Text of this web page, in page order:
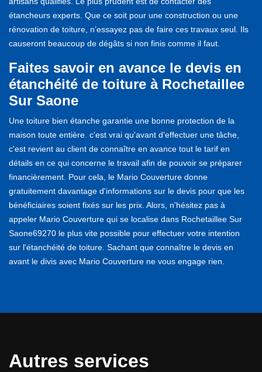
étancheurs experts. Que ce soit pour une construction ou une
rénovation de toiture, n’essayez pas de faire ces travaux seul. Ils
causeront beaucoup de dégâts si non finis comme il faut.
Faites savoir en avance le devis en
étanchéité de toiture à Rochetaillee
Sur Saone
Une toiture bien étanche garantie une bonne protection de la
maison toute entière. c'est vrai qu'avant d'effectuer une tâche,
c'est revient au client de connaître en avance tout le tarif en
détails en ce qui concerne le travail afin de pouvoir se préparer
financièrement. Pour cela, le Mario Couverture donne
gratuitement davantage d'informations sur le devis pour que les
bénéficiaires soient fixés sur les prix. Alors, n'hésitez pas à
appeler Mario Couverture qui se localise dans Rochetaillee Sur
Saone69270 le plus vite possible pour effectuer votre intention
sur l'étanchéité de toiture. Sachant que connaître le devis en
avant le divis avec Mario Couverture ne vous engage rien.
Autres services